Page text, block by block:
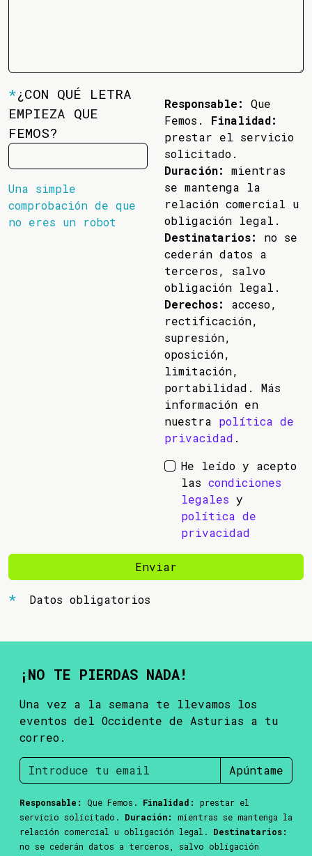
*¿CON QUÉ LETRA
EMPIEZA QUE
FEMOS?
Una simple
comprobación de que
no eres un robot
Responsable:
Que
Femos. Finalidad:
prestar el servicio
solicitado.
Duración:
mientras
se mantenga la
relación comercial u
obligación legal.
Destinatarios:
no se
cederán datos a
terceros, salvo
obligación legal.
Derechos:
acceso,
rectificación,
supresión,
oposición,
limitación,
portabilidad. Más
información en
nuestra política de
privacidad .
He leído y acepto
las condiciones
legales y
política de
privacidad
Enviar
Datos obligatorios
¡NO TE PIERDAS NADA!
Una vez a la semana te llevamos los
eventos del Occidente de Asturias a tu
correo.
Apúntame
Responsable: Que Femos. Finalidad:
prestar el
servicio solicitado. Duración:
mientras se mantenga la
relación comercial u obligación legal. Destinatarios:
no se cederán datos a terceros, salvo obligación